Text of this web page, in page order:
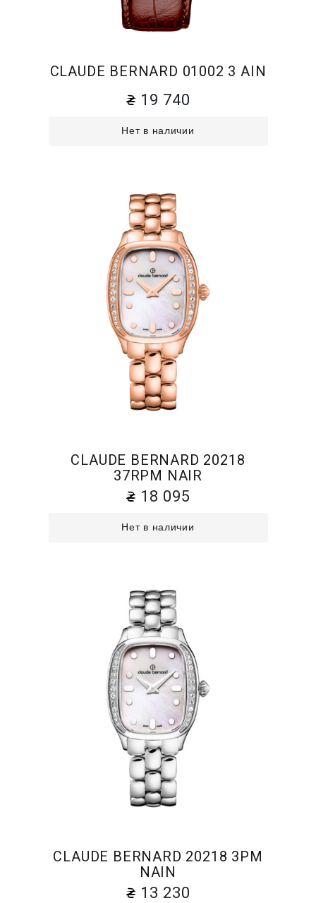
CLAUDE BERNARD 01002 3 AIN
19 740
Нет в наличии
CLAUDE BERNARD 20218
37RPM NAIR
18 095
Нет в наличии
CLAUDE BERNARD 20218 3PM
NAIN
13 230